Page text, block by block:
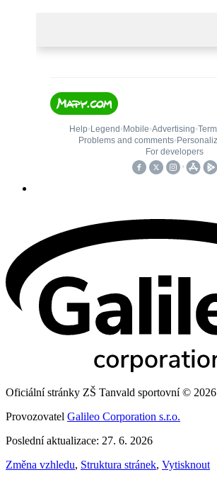
Oficiální stránky ZŠ Tanvald sportovní © 2026
Provozovatel Galileo Corporation s.r.o.
Poslední aktualizace: 27. 6. 2026
Změna vzhledu, Struktura stránek, Vytisknout